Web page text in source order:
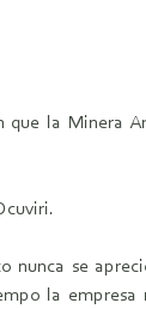
que la Minera
nunca se
la empresa